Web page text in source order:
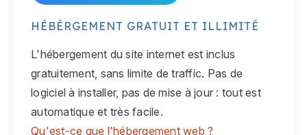
HÉBÉRGEMENT GRATUIT ET ILLIMITÉ
L'hébergement du site internet est inclus
gratuitement, sans limite de traffic. Pas de
logiciel à installer, pas de mise à jour : tout est
automatique et très facile.
Qu'est-ce que l'hébergement web ?